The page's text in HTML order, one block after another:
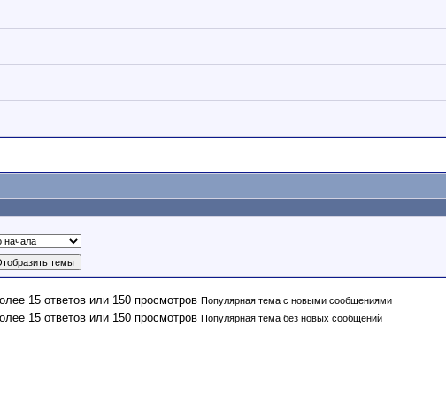
Популярная тема с новыми сообщениями
Популярная тема без новых сообщений